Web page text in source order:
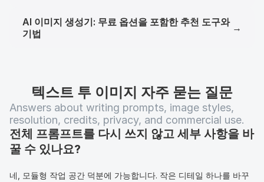
AI 이미지 생성기: 무료 옵션을 포함한 추천 도구와
기법
→
텍스트 투 이미지 자주 묻는 질문
Answers about writing prompts, image styles,
resolution, credits, privacy, and commercial use.
전체 프롬프트를 다시 쓰지 않고 세부 사항을 바
꿀 수 있나요?
네, 모듈형 작업 공간 덕분에 가능합니다. 작은 디테일 하나를 바꾸